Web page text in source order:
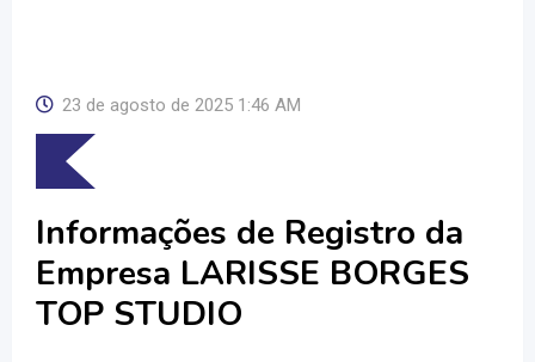
23 de agosto de 2025 1:46 AM
Informações de Registro da
Empresa LARISSE BORGES
TOP STUDIO